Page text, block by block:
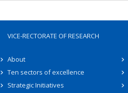
VICE-RECTORATE OF RESEARCH
About
Ten sectors of excellence
Strategic Initiatives